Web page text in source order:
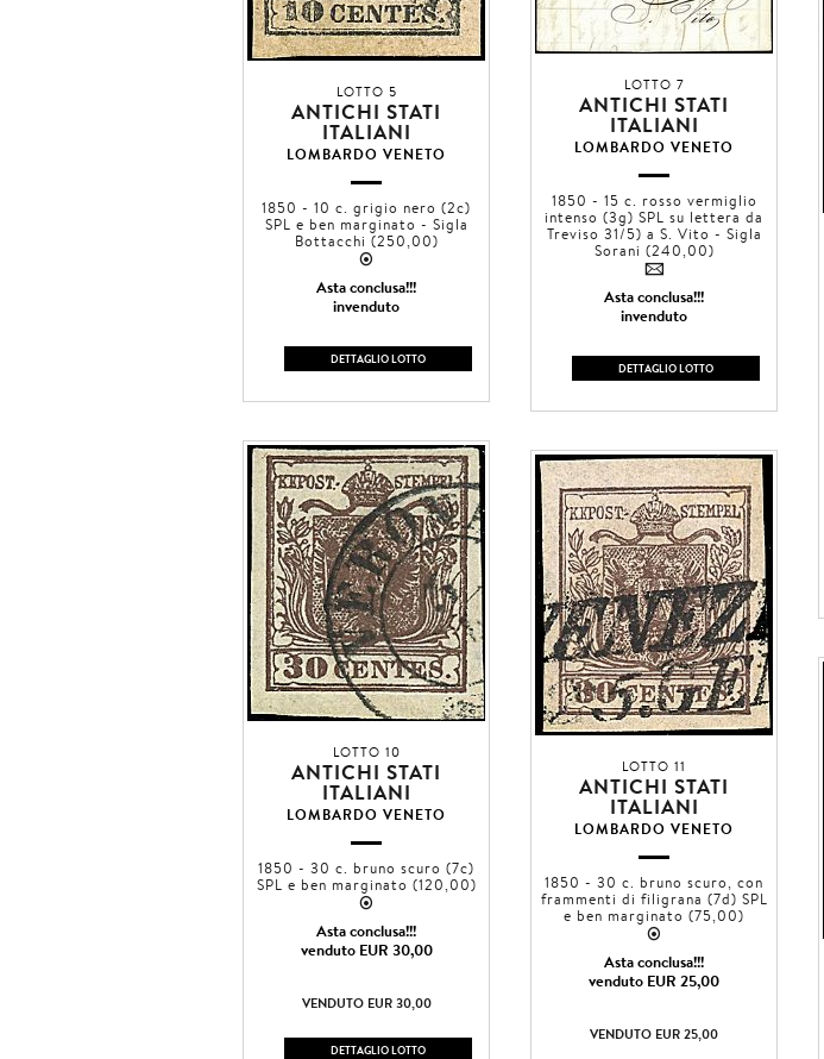
LOTTO 5
ANTICHI STATI
ITALIANI
LOMBARDO VENETO
1850 - 10 c. grigio nero (2c)
SPL e ben marginato - Sigla
Bottacchi (250,00)
2
Asta conclusa!!!
invenduto
DETTAGLIO LOTTO
LOTTO 7
ANTICHI STATI
ITALIANI
LOMBARDO VENETO
1850 - 15 c. rosso vermiglio
intenso (3g) SPL su lettera da
Treviso 31/5) a S. Vito - Sigla
Sorani (240,00)
4
Asta conclusa!!!
invenduto
DETTAGLIO LOTTO
LOTTO 10
ANTICHI STATI
ITALIANI
LOMBARDO VENETO
1850 - 30 c. bruno scuro (7c)
SPL e ben marginato (120,00)
2
Asta conclusa!!!
venduto EUR 30,00
VENDUTO EUR 30,00
DETTAGLIO LOTTO
LOTTO 11
ANTICHI STATI
ITALIANI
LOMBARDO VENETO
1850 - 30 c. bruno scuro, con
frammenti di filigrana (7d) SPL
e ben marginato (75,00)
2
Asta conclusa!!!
venduto EUR 25,00
VENDUTO EUR 25,00